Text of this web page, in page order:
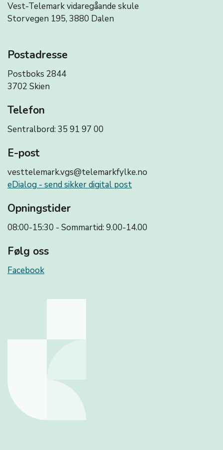
Vest-Telemark vidaregåande skule
Storvegen 195, 3880 Dalen
Postadresse
Postboks 2844
3702 Skien
Telefon
Sentralbord: 35 91 97 00
E-post
vesttelemark.vgs@telemarkfylke.no
eDialog - send sikker digital post
Opningstider
08:00-15:30 - Sommartid: 9.00-14.00
Følg oss
Facebook